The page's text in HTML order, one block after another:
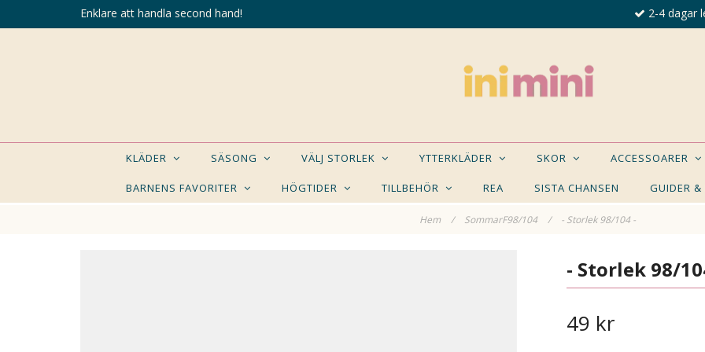
Enklare att handla second hand! 2-4 dagar
KLÄDER SÄSONG VÄLJ STORLEK YTTERKLÄDER SKOR ACCESSOARER
BARNENS FAVORITER HÖGTIDER TILLBEHÖR REA SISTA CHANSEN GUIDER &
Hem / SommarF98/104 / - Storlek 98/104 -
KANSKE NÅGON AV DESSA PRODUKTER KAN- Storlek 98/
49 kr